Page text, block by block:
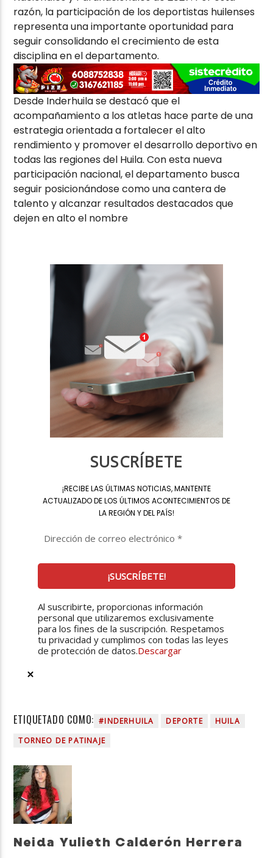
razón, la participación de los deportistas huilenses
representa una importante oportunidad para
seguir consolidando el crecimiento de esta
disciplina en el departamento.
Desde Inderhuila se destacó que el
acompañamiento a los atletas hace parte de una
estrategia orientada a fortalecer el alto
rendimiento y promover el desarrollo deportivo en
todas las regiones del Huila. Con esta nueva
participación nacional, el departamento busca
seguir posicionándose como una cantera de
talento y alcanzar resultados destacados que
dejen en alto el nombre
SUSCRÍBETE
¡RECIBE LAS ÚLTIMAS NOTICIAS, MANTENTE
ACTUALIZADO DE LOS ÚLTIMOS ACONTECIMIENTOS DE
LA REGIÓN Y DEL PAÍS!
Al suscribirte, proporcionas información
personal que utilizaremos exclusivamente
para los fines de la suscripción. Respetamos
tu privacidad y cumplimos con todas las leyes
de protección de datos.Descargar
ETIQUETADO COMO: #INDERHUILA DEPORTE
HUILA
TORNEO DE PATINAJE
Neida Yulieth Calderón Herrera